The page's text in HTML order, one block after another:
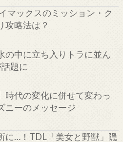
マックスのミッション・ク
攻略法は？
の中に立ち入りトラに並ん
題に
時代の変化に併せて変わっ
ニーのメッセージ
に…！TDL「美女と野獣」隠